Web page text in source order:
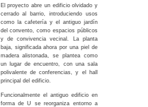
El proyecto abre un edificio olvidado y
cerrado al barrio, introduciendo usos
como la cafetería y el antiguo jardín
del convento, como espacios públicos
y de convivencia vecinal. La planta
baja, significada ahora por una piel de
madera alistonada, se plantea como
un lugar de encuentro, con una sala
polivalente de conferencias, y el hall
principal del edificio.
Funcionalmente el antiguo edificio en
forma de U se reorganiza entorno a